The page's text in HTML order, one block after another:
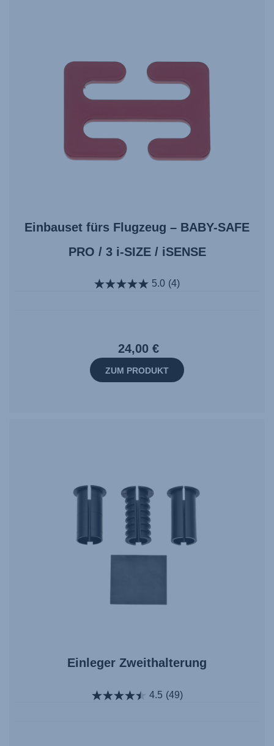
Einbauset fürs Flugzeug – BABY-SAFE
PRO / 3 i-SIZE / iSENSE
5.0 (4)
24,00 €
ZUM PRODUKT
Einleger Zweithalterung
4.5 (49)